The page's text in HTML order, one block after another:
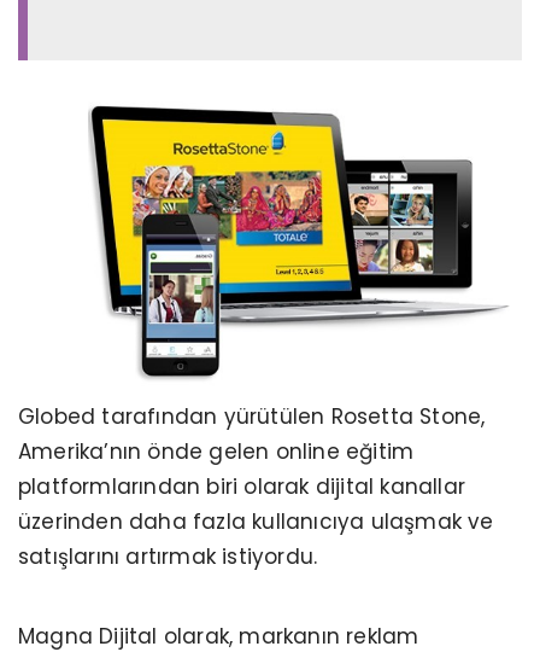
Globed tarafından yürütülen Rosetta Stone,
Amerika’nın önde gelen online eğitim
platformlarından biri olarak dijital kanallar
üzerinden daha fazla kullanıcıya ulaşmak ve
satışlarını artırmak istiyordu.
Magna Dijital olarak, markanın reklam